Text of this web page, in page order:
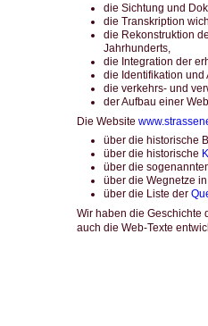
die Sichtung und
die Transkription
die Rekonstruktion
Jahrhunderts,
die Integration der
die Identifikation
die verkehrs- und
der Aufbau einer
Die Website
über die historische
über die historische
über die
über die Wegnetze
über die Liste der
Wir haben die Geschichte
auch die Web-Texte